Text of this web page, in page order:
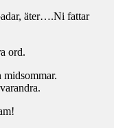
äter….Ni fattar
ord.
midsommar.